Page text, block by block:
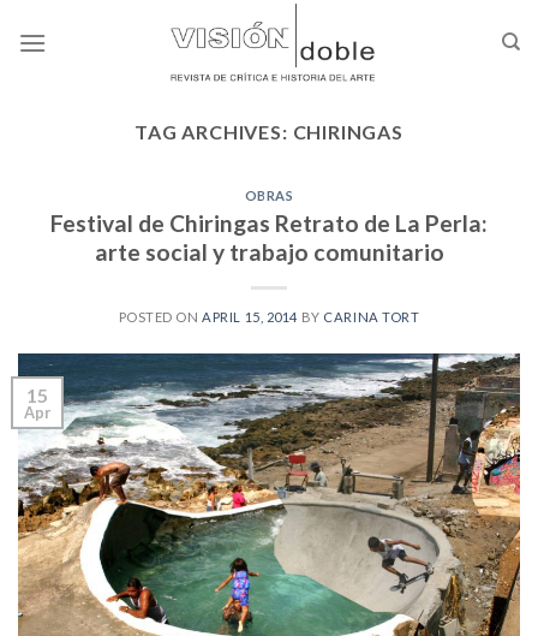
TAG ARCHIVES: CHIRINGAS
OBRAS
Festival de Chiringas Retrato de La Perla:
arte social y trabajo comunitario
POSTED ON APRIL 15, 2014 BY CARINA TORT
15
Apr